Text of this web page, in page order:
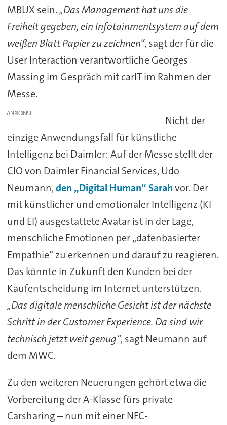
MBUX sein.„Das Management hat uns die
Freiheit gegeben, ein Infotainmentsystem auf dem
weißen Blatt Papier zu zeichnen“, sagt der für die
User Interaction verantwortliche Georges
Massing im Gespräch mit carIT im Rahmen der
Messe.
ANZEIGE
Nicht der
einzige Anwendungsfall für künstliche
Intelligenz bei Daimler: Auf der Messe stellt der
CIO von Daimler Financial Services, Udo
Neumann,den „Digital Human“ Sarahvor. Der
mit künstlicher und emotionaler Intelligenz (KI
und EI) ausgestattete Avatar ist in der Lage,
menschliche Emotionen per „datenbasierter
Empathie“ zu erkennen und darauf zu reagieren.
Das könnte in Zukunft den Kunden bei der
Kaufentscheidung im Internet unterstützen.
„Das digitale menschliche Gesicht ist der nächste
Schritt in der Customer Experience. Da sind wir
technisch jetzt weit genug“, sagt Neumann auf
dem MWC.
Zu den weiteren Neuerungen gehört etwa die
Vorbereitung der A-Klasse fürs private
Carsharing – nun mit einer NFC-